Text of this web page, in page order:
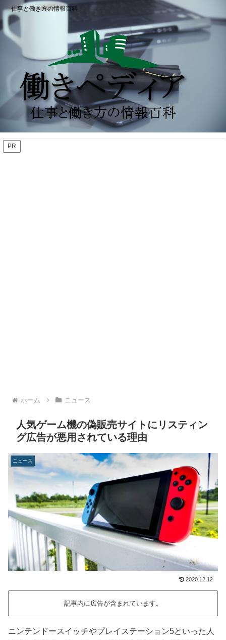
仕事と働き方の情報百科
PR
ホーム ニュース
人気ゲーム機の偽販売サイトにリスティン
グ広告が悪用されている理由
ニュース
2020.12.12
記事内に広告が含まれています。
ニンテンドースイッチやプレイステーション5といった人